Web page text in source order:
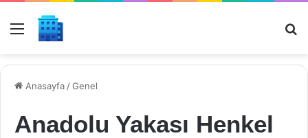
Menü
Anasayfa /Genel
Anadolu Yakası Henkel